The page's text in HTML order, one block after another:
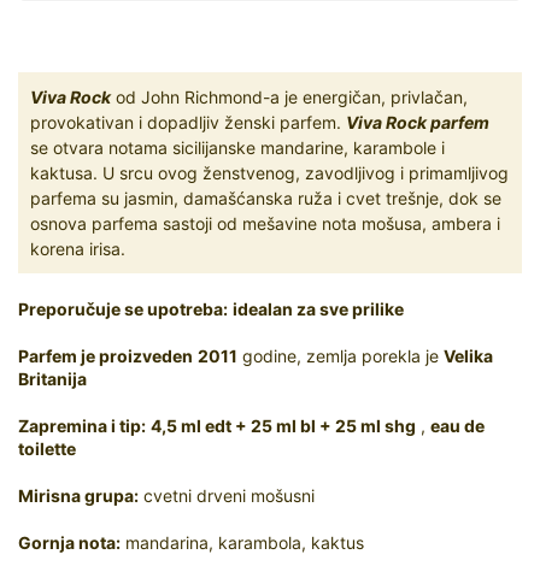
Viva Rockod John Richmond-a je energičan, privlačan,
provokativan i dopadljiv ženski parfem. Viva Rock parfem
se otvara notama sicilijanske mandarine, karambole i
kaktusa. U srcu ovog ženstvenog, zavodljivog i primamljivog
parfema su jasmin, damašćanska ruža i cvet trešnje, dok se
osnova parfema sastoji od mešavine nota mošusa, ambera i
korena irisa.
Preporučuje se upotreba: idealan za sve prilike
Parfem je proizveden 2011 godine, zemlja porekla je Velika
Britanija
Zapremina i tip: 4,5 ml edt + 25 ml bl + 25 ml shg , eau de
toilette
Mirisna grupa: cvetni drveni mošusni
Gornja nota: mandarina, karambola, kaktus